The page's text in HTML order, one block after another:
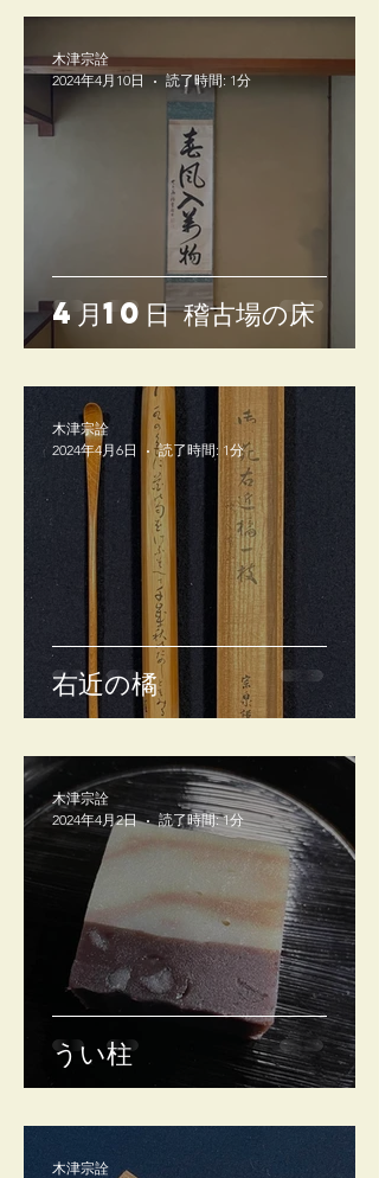
4月10日 稽古場の床
木津宗詮
2024年4月10日
読了時間: 1分
右近の橘
木津宗詮
2024年4月6日
読了時間: 1分
うい柱
木津宗詮
2024年4月2日
読了時間: 1分
木津宗詮